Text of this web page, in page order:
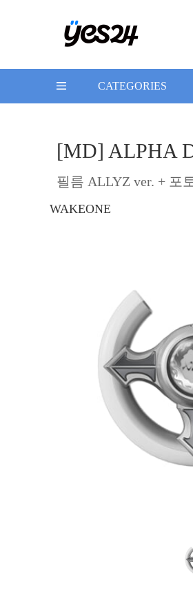
CATEGORIES
[MD] ALPHA
필름 ALLYZ ver. + 포
WAKEONE